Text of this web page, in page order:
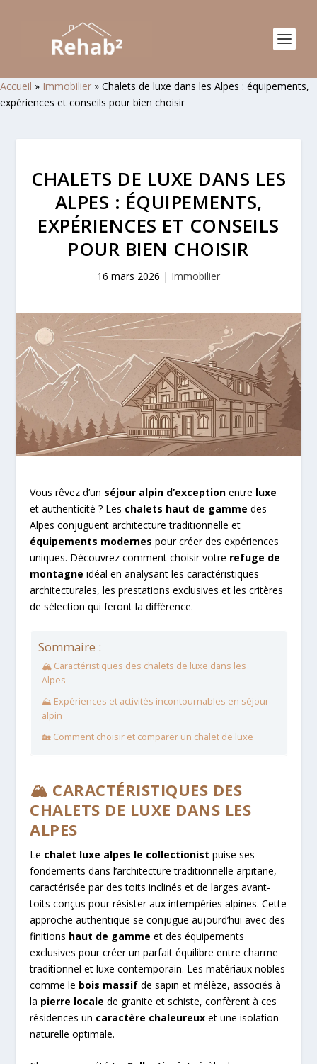
Accueil » Immobilier » Chalets de luxe dans les Alpes : équipements,
expériences et conseils pour bien choisir
CHALETS DE LUXE DANS LES
ALPES : ÉQUIPEMENTS,
EXPÉRIENCES ET CONSEILS
POUR BIEN CHOISIR
16 mars 2026 | Immobilier
Vous rêvez d’un séjour alpin d’exception entre luxe
et authenticité ? Les chalets haut de gamme des
Alpes conjuguent architecture traditionnelle et
équipements modernes pour créer des expériences
uniques. Découvrez comment choisir votre refuge de
montagne idéal en analysant les caractéristiques
architecturales, les prestations exclusives et les critères
de sélection qui feront la différence.
Sommaire :
🏔️ Caractéristiques des chalets de luxe dans les
Alpes
⛰️ Expériences et activités incontournables en séjour
alpin
🏡 Comment choisir et comparer un chalet de luxe
🏔️ CARACTÉRISTIQUES DES
CHALETS DE LUXE DANS LES
ALPES
Le chalet luxe alpes le collectionist puise ses
fondements dans l’architecture traditionnelle arpitane,
caractérisée par des toits inclinés et de larges avant-
toits conçus pour résister aux intempéries alpines. Cette
approche authentique se conjugue aujourd’hui avec des
finitions haut de gamme et des équipements
exclusives pour créer un parfait équilibre entre charme
traditionnel et luxe contemporain. Les matériaux nobles
comme le bois massif de sapin et mélèze, associés à
la pierre locale de granite et schiste, confèrent à ces
résidences un caractère chaleureux et une isolation
naturelle optimale.